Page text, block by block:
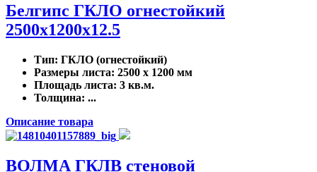
Белгипс ГКЛО огнестойкий
2500х1200х12.5
Тип: ГКЛО (огнестойкий)
Размеры листа: 2500 x 1200 мм
Площадь листа: 3 кв.м.
Толщина: ...
Описание товара
ВОЛМА ГКЛВ стеновой